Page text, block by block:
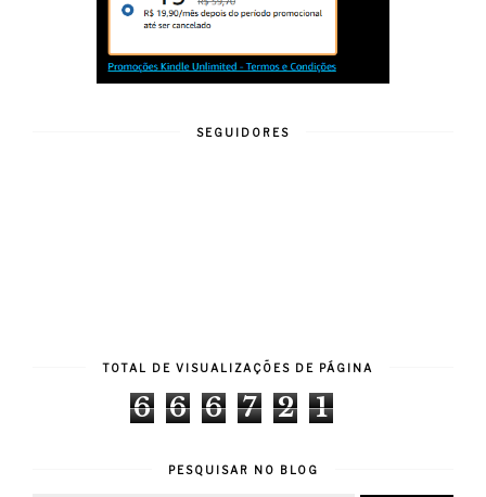
SEGUIDORES
TOTAL DE VISUALIZAÇÕES DE PÁGINA
6 6 6 7 2 1
PESQUISAR NO BLOG